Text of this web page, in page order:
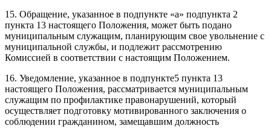
15. Обращение, указанное в подпункте «а» подпункта 2
пункта 13 настоящего Положения, может быть подано
муниципальным служащим, планирующим свое увольнение с
муниципальной службы, и подлежит рассмотрению
Комиссией в соответствии с настоящим Положением.
16. Уведомление, указанное в подпункте5 пункта 13
настоящего Положения, рассматривается муниципальным
служащим по профилактике правонарушений, который
осуществляет подготовку мотивированного заключения о
соблюдении гражданином, замещавшим должность